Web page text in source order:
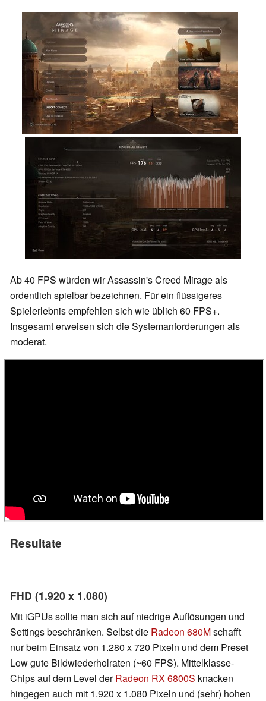
Ab 40 FPS würden wir Assassin's Creed Mirage als
ordentlich spielbar bezeichnen. Für ein flüssigeres
Spielerlebnis empfehlen sich wie üblich 60 FPS+.
Insgesamt erweisen sich die Systemanforderungen als
moderat.
Resultate
FHD (1.920 x 1.080)
Mit iGPUs sollte man sich auf niedrige Auflösungen und
Settings beschränken. Selbst die Radeon 680Mschafft
nur beim Einsatz von 1.280 x 720 Pixeln und dem Preset
Low gute Bildwiederholraten (~60 FPS). Mittelklasse-
Chips auf dem Level derRadeon RX 6800S knacken
hingegen auch mit 1.920 x 1.080 Pixeln und (sehr) hohen